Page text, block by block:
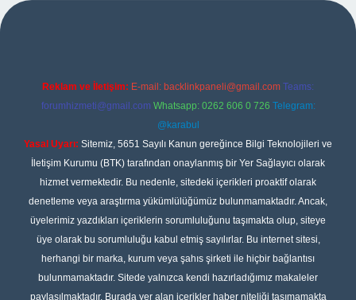
giriş
Reklam ve İletişim: E-mail: backlinkpaneli@gmail.com Teams:
forumhizmeti@gmail.com Whatsapp: 0262 606 0 726 Telegram:
@karabul
Yasal Uyarı: Sitemiz, 5651 Sayılı Kanun gereğince Bilgi Teknolojileri ve
İletişim Kurumu (BTK) tarafından onaylanmış bir Yer Sağlayıcı olarak
hizmet vermektedir. Bu nedenle, sitedeki içerikleri proaktif olarak
denetleme veya araştırma yükümlülüğümüz bulunmamaktadır. Ancak,
üyelerimiz yazdıkları içeriklerin sorumluluğunu taşımakta olup, siteye
üye olarak bu sorumluluğu kabul etmiş sayılırlar. Bu internet sitesi,
herhangi bir marka, kurum veya şahıs şirketi ile hiçbir bağlantısı
bulunmamaktadır. Sitede yalnızca kendi hazırladığımız makaleler
paylaşılmaktadır. Burada yer alan içerikler haber niteliği taşımamakta